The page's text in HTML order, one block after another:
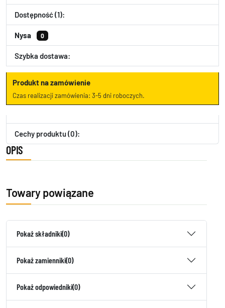
Dostępność (1):
Nysa 0
Szybka dostawa:
Produkt na zamówienie
Czas realizacji zamówienia: 3-5 dni roboczych.
Cechy produktu (0):
OPIS
Towary powiązane
Pokaż składniki(0)
Pokaż zamienniki(0)
Pokaż odpowiedniki(0)